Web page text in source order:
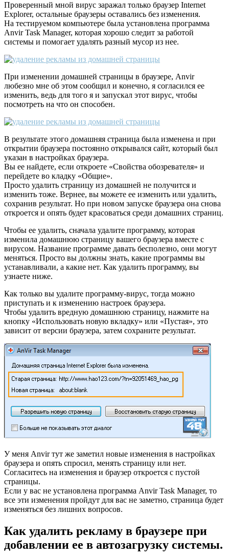
Проверенный мной вирус заражал только браузер Internet
Explorer, остальные браузеры оставались без изменения.
На тестируемом компьютере была установлена программа
Anvir Task Manager, которая хорошо следит за работой
системы и помогает удалять разный мусор из нее.
При изменении домашней страницы в браузере, Anvir
любезно мне об этом сообщил и конечно, я согласился ее
изменить, ведь для того я и запускал этот вирус, чтобы
посмотреть на что он способен.
В результате этого домашняя страница была изменена и при
открытии браузера постоянно открывался сайт, который был
указан в настройках браузера.
Вы ее найдете, если откроете «Свойства обозревателя» и
перейдете во кладку «Общие».
Просто удалить страницу из домашней не получится и
изменить тоже. Вернее, вы можете ее изменить или удалить,
сохранив результат. Но при новом запуске браузера она снова
откроется и опять будет красоваться среди домашних страниц.
Чтобы ее удалить, сначала удалите программу, которая
изменила домашнюю страницу вашего браузера вместе с
вирусом. Название программе давать бесполезно, они могут
меняться. Просто вы должны знать, какие программы вы
устанавливали, а какие нет. Как удалить программу, вы
узнаете ниже.
Как только вы удалите программу-вирус, тогда можно
приступать и к изменению настроек браузера.
Чтобы удалить вредную домашнюю страницу, нажмите на
кнопку «Использовать новую вкладку» или «Пустая», это
зависит от версии браузера, затем сохраните результат.
У меня Anvir тут же заметил новые изменения в настройках
браузера и опять спросил, менять страницу или нет.
Согласитесь на изменения и браузер откроется с пустой
страницы.
Если у вас не установлена программа Anvir Task Manager, то
все эти изменения пройдут для вас не заметно, страница будет
изменяться без лишних вопросов.
Как удалить рекламу в браузере при
добавлении ее в автозагрузку системы.